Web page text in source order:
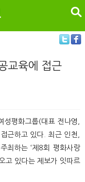
검색
교육에 접근
평화그룹(대표 전나영,
근하고 있다. 최근 인천,
최하는 ‘제8회 평화사랑
고 있다는 제보가 잇따르